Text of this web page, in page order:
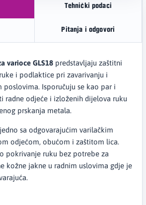
Tehnički podaci
Pitanja i odgovori
varioce GLS18predstavljaju zaštitni
i podlaktice pri zavarivanju i
poslovima. Isporučuju se kao par i
radne odjeće i izloženih dijelova ruku
prskanja metala.
sa odgovarajućim varilačkim
odjećom, obućom i zaštitom lica.
pokrivanje ruku bez potrebe za
kožne jakne u radnim uslovima gdje je